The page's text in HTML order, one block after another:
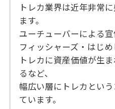
トレカ業界は近年非常
ます。
ユーチューバーによる
フィッシャーズ・はじめ
トレカに資産価値が生
るなど、
幅広い層にトレカとい
ています。